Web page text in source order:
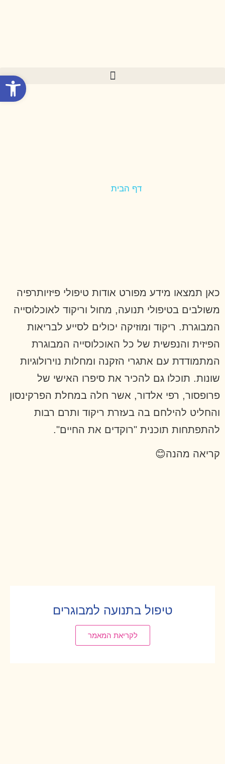
דף הבית
כאן תמצאו מידע מפורט אודות טיפולי פיזיותרפיה
משולבים בטיפולי תנועה, מחול וריקוד לאוכלוסייה
המבוגרת. ריקוד ומוזיקה יכולים לסייע לבריאות
הפיזית והנפשית של כל האוכלוסייה המבוגרת
המתמודדת עם אתגרי הזקנה ומחלות נוירולוגיות
שונות. תוכלו גם להכיר את סיפרו האישי של
פרופסור, רפי אלדור, אשר חלה במחלת הפרקינסון
והחליט להילחם בה בעזרת ריקוד ותרם רבות
להתפתחות תוכנית "רוקדים את החיים".
קריאה מהנה😊
טיפול בתנועה למבוגרים
לקריאת המאמר
פתח